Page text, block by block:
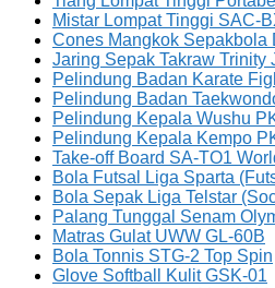
Mistar Lompat Tinggi SAC-
Cones Mangkok Sepakbola
Jaring Sepak Takraw Trinity
Pelindung Badan Karate
Pelindung Badan
Pelindung Kepala Wushu
Pelindung Kepala Kempo
Take-off Board SA-TO1
Bola Futsal Liga Sparta
Bola Sepak Liga Telstar
Palang Tunggal Senam
Matras Gulat UWW GL-60B
Bola Tonnis STG-2 Top Spin
Glove Softball Kulit GSK-01